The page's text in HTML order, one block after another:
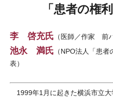
「患者の権
李 啓充氏 （医師／作家 前
池永 満氏 （NPO法人「患
表）
1999年1月に起きた横浜市立